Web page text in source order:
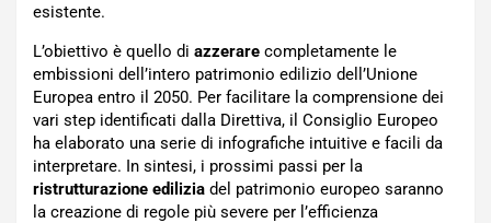
esistente.
L’obiettivo è quello di azzerare completamente le
embissioni dell’intero patrimonio edilizio dell’Unione
Europea entro il 2050. Per facilitare la comprensione dei
vari step identificati dalla Direttiva, il Consiglio Europeo
ha elaborato una serie di infografiche intuitive e facili da
interpretare. In sintesi, i prossimi passi per la
ristrutturazione edilizia del patrimonio europeo saranno
la creazione di regole più severe per l’efficienza